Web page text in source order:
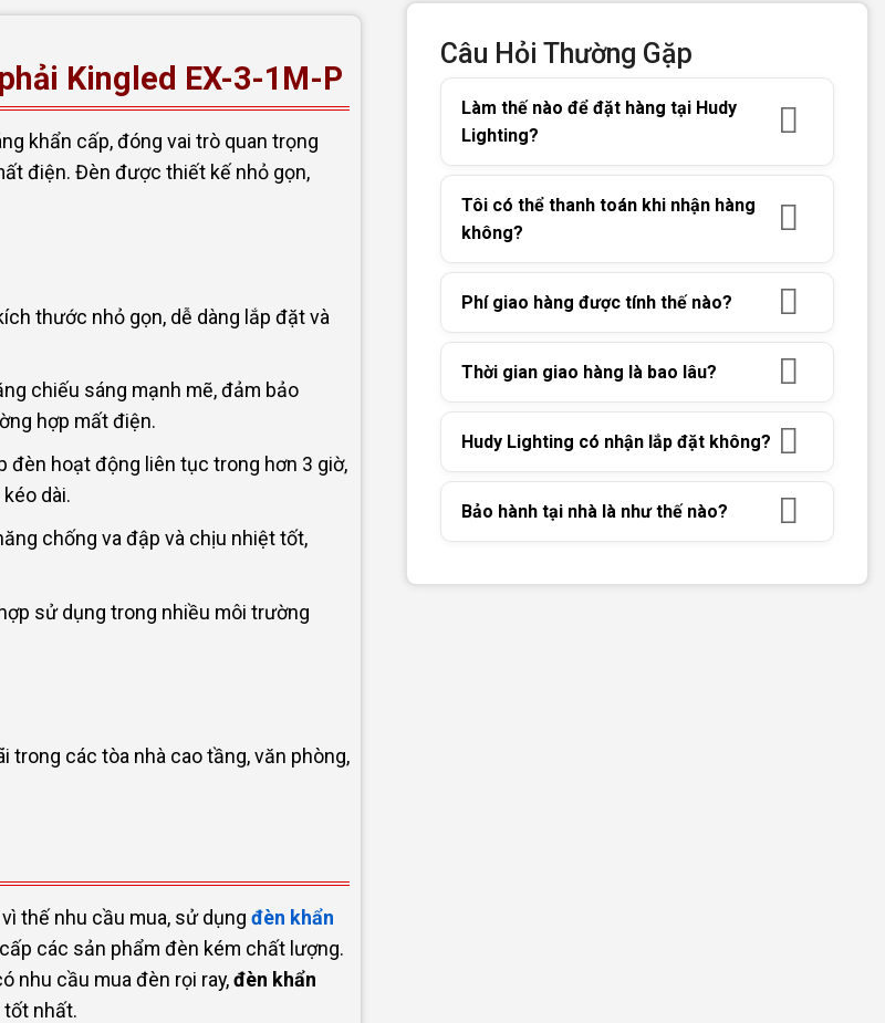
Kingled EX-3-1M-P
khẩn cấp, đóng vai trò quan trọng
điện. Đèn được thiết kế nhỏ gọn,
thước nhỏ gọn, dễ dàng lắp đặt và
chiếu sáng mạnh mẽ, đảm bảo
hợp mất điện.
đèn hoạt động liên tục trong hơn 3 giờ,
dài.
chống va đập và chịu nhiệt tốt,
sử dụng trong nhiều môi trường
trong các tòa nhà cao tầng, văn phòng,
thế nhu cầu mua, sử dụng đèn khẩn
các sản phẩm đèn kém chất lượng.
nhu cầu mua đèn rọi ray,đèn khẩn
tốt nhất.
Câu Hỏi Thường Gặp
Làm thế nào để đặt hàng tại Hudy
Lighting?
Tôi có thể thanh toán khi nhận hàng
không?
Phí giao hàng được tính thế nào?
Thời gian giao hàng là bao lâu?
Hudy Lighting có nhận lắp đặt không?
Bảo hành tại nhà là như thế nào?